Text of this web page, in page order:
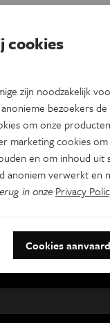
Huidige pagina
2
Psyche &
Tweewekelijks
Achternaam
cookies
zijn noodzakelijk
bezoekers de
om onze
marketing cookies om
en om inhoud uit
anoniem verwerkt en
in onze Privacy
Cookies